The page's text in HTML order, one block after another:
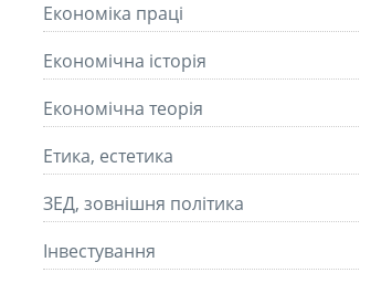
Економіка праці
Економічна історія
Економічна теорія
Етика, естетика
ЗЕД, зовнішня політика
Інвестування